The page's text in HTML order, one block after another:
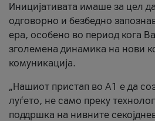
Иницијативата имаше за цел
одговорно и безбедно
ера, особено во период кога
зголемена динамика на нови
комуникација.
„Нашиот пристап во А1 е да
луѓето, не само преку
поддршка на нивните